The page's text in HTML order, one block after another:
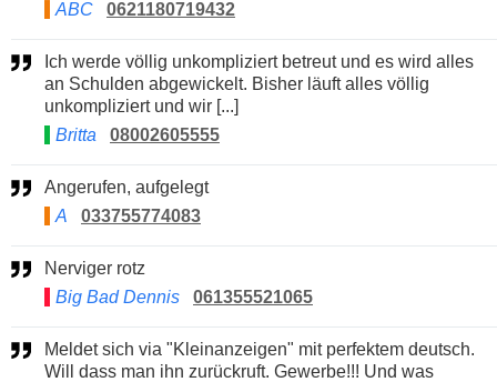
ABC
0621180719432
an Schulden abgewickelt. Bisher läuft alles völlig
unkompliziert und wir [...]
Britta
08002605555
Angerufen, aufgelegt
A
033755774083
Nerviger rotz
Big Bad Dennis
061355521065
Meldet sich via "Kleinanzeigen" mit perfektem deutsch.
Will dass man ihn zurückruft. Gewerbe!!! Und was